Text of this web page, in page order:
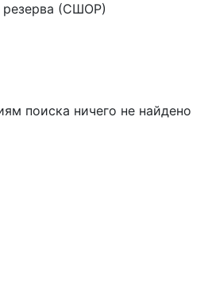
резерва (СШОР)
поиска ничего не найдено